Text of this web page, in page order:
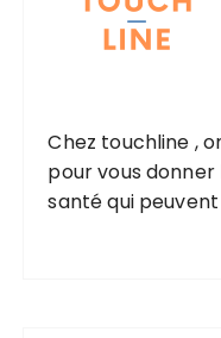
Chez touchline ,
pour vous
santé qui